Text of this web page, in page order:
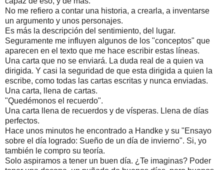
No me refiero a contar una historia, a crearla, a inventarse
un argumento y unos personajes.
Es más la descripción del sentimiento, del lugar.
Seguramente me influyen algunos de los "conceptos" que
aparecen en el texto que me hace escribir estas líneas.
Una carta que no se enviará. La duda real de a quien va
dirigida. Y casi la seguridad de que esta dirigida a quien la
escribe, como todas las cartas escritas y nunca enviadas.
Una carta, llena de cartas.
"Quedémonos el recuerdo".
Una carta llena de recuerdos y de vísperas. Llena de días
perfectos.
Hace unos minutos he encontrado a Handke y su "Ensayo
sobre el día logrado: Sueño de un día de invierno". Si, yo
también le compro su teoría.
Solo aspiramos a tener un buen día. ¿Te imaginas? Poder